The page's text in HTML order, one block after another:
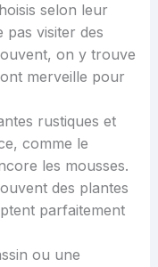
selon leur
visiter des
on y trouve
merveille pour
rustiques et
comme le
les mousses.
des plantes
parfaitement
ou une